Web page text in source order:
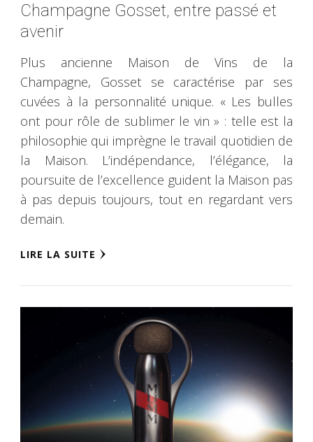
Champagne Gosset, entre passé et
avenir
Plus ancienne Maison de Vins de la
Champagne, Gosset se caractérise par ses
cuvées à la personnalité unique. « Les bulles
ont pour rôle de sublimer le vin » : telle est la
philosophie qui imprègne le travail quotidien de
la Maison. L’indépendance, l’élégance, la
poursuite de l’excellence guident la Maison pas
à pas depuis toujours, tout en regardant vers
demain.
LIRE LA SUITE